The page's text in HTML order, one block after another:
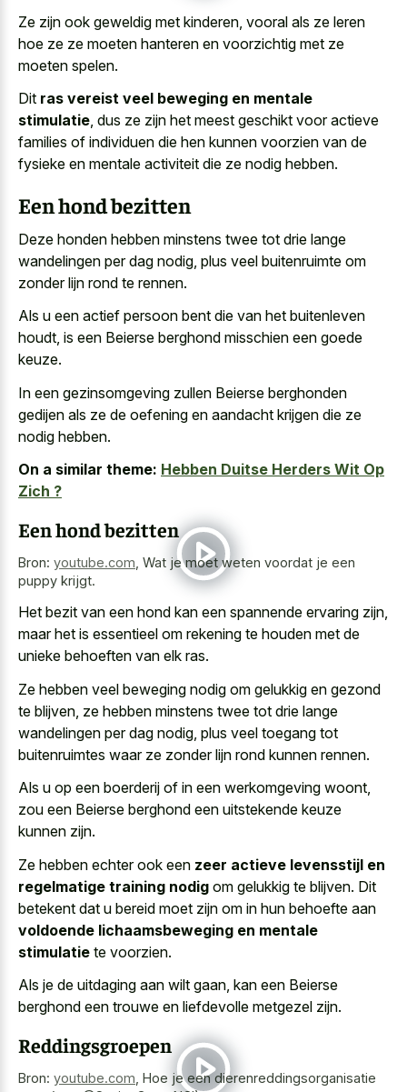
Ze zijn ook geweldig met kinderen, vooral als ze leren
hoe ze ze moeten hanteren en voorzichtig met ze
moeten spelen.
Dit ras vereist veel beweging en mentale
stimulatie, dus ze zijn het meest geschikt voor actieve
families of individuen die hen kunnen voorzien van de
fysieke en mentale activiteit die ze nodig hebben.
Een hond bezitten
Deze honden hebben minstens twee tot drie lange
wandelingen per dag nodig, plus veel buitenruimte om
zonder lijn rond te rennen.
Als u een actief persoon bent die van het buitenleven
houdt, is een Beierse berghond misschien een goede
keuze.
In een gezinsomgeving zullen Beierse berghonden
gedijen als ze de oefening en aandacht krijgen die ze
nodig hebben.
On a similar theme: Hebben Duitse Herders Wit Op
Zich ?
Een hond bezitten
Bron: youtube.com Wat je moet weten voordat je een
puppy krijgt.
Het bezit van een hond kan een spannende ervaring zijn,
maar het is essentieel om rekening te houden met de
unieke behoeften van elk ras.
Ze hebben veel beweging nodig om gelukkig en gezond
te blijven, ze hebben minstens twee tot drie lange
wandelingen per dag nodig, plus veel toegang tot
buitenruimtes waar ze zonder lijn rond kunnen rennen.
Als u op een boerderij of in een werkomgeving woont,
zou een Beierse berghond een uitstekende keuze
kunnen zijn.
Ze hebben echter ook een zeer actieve levensstijl en
regelmatige training nodig om gelukkig te blijven. Dit
betekent dat u bereid moet zijn om in hun behoefte aan
voldoende lichaamsbeweging en mentale
stimulatie te voorzien.
Als je de uitdaging aan wilt gaan, kan een Beierse
berghond een trouwe en liefdevolle metgezel zijn.
Reddingsgroepen
Bron: youtube.com Hoe je een dierenreddingsorganisatie